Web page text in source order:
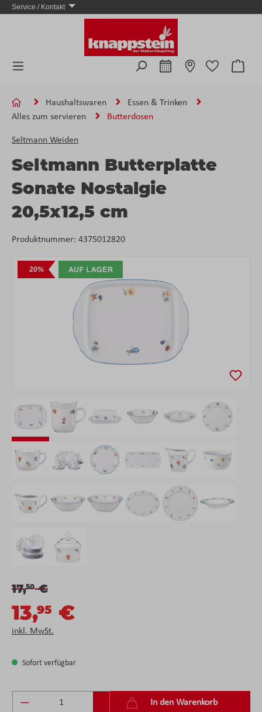
Zum Hauptinhalt springen
Service / Kontakt
Haushaltswaren
Essen & Trinken
Alles zum servieren
Butterdosen
20%
Bildergalerie überspringen
Seltmann Weiden
Seltmann Butterplatte
Sonate Nostalgie
20,5x12,5 cm
Produktnummer: 4375012820
17,50€
13,95 €
inkl. MwSt.
Sofort verfügbar
Produkt Anzahl: Gib den gewünschten Wert
In den Warenkorb